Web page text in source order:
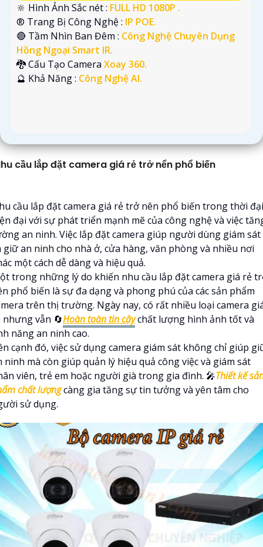
🔆 Hình Ảnh Sắc nét : FULL HD 1080P .
®️ Trang Bị Công Nghệ : IP POE.
🔴 Tầm Nhìn Ban Đêm : Công Nghệ Chuyên Dụng
Hồng Ngoại Smart IR.
🐉️ Cấu Tạo Camera Xoay 360.
️🔮 Khả Năng : Công Nghệ AI.
cầu lắp đặt camera giá rẻ trở nển phổ biến
cầu lắp đặt camera giá rẻ trở nên phổ biến trong thời đại
đại với sự phát triển mạnh mẽ của công nghệ và việc
an ninh. Việc lắp đặt camera giúp người dùng giám sát
giữ an ninh cho nhà ở, cửa hàng, văn phòng và nhiều nơi
một cách dễ dàng và hiệu quả.
trong những lý do khiến nhu cầu lắp đặt camera giá rẻ
phổ biến là sự đa dạng và phong phú của các sản phẩm
trên thị trường. Ngày nay, có rất nhiều loại camera
nhưng vẫn 🔄Hoàn toàn tin cậychất lượng hình ảnh tốt và
năng an ninh cao.
cạnh đó, việc sử dụng camera giám sát không chỉ giúp
ninh mà còn giúp quản lý hiệu quả công việc và giám sát
viên, trẻ em hoặc người già trong gia đình. 🎤Thiết kế
chất lượngcàng gia tăng sự tin tưởng và yên tâm cho
sử dụng.